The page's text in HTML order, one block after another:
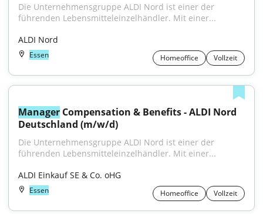
Die Unternehmensgruppe ALDI Nord ist einer der
führenden Lebensmitteleinzelhändler. Mit einer...
ALDI Nord
Essen Homeoffice Vollzeit
Manager Compensation & Benefits - ALDI Nord
Deutschland (m/w/d)
Die Unternehmensgruppe ALDI Nord ist einer der
führenden Lebensmitteleinzelhändler. Mit einer...
ALDI Einkauf SE & Co. oHG
Essen Homeoffice Vollzeit